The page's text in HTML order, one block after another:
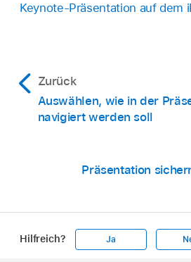
Keynote-Präsentation auf dem
Zurück
Auswählen, wie in der
navigiert werden soll
Präsentation
Hilfreich? Ja